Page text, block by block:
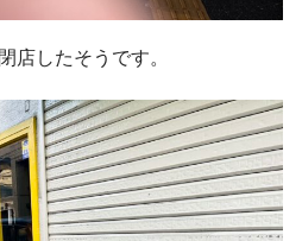
店したそうです。